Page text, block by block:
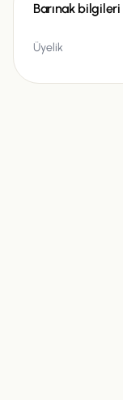
Barınak bilgileri
Üyelik